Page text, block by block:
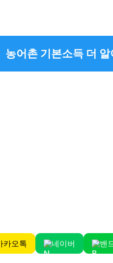
농어촌 기본소득 더 알
카오톡 네이버 밴